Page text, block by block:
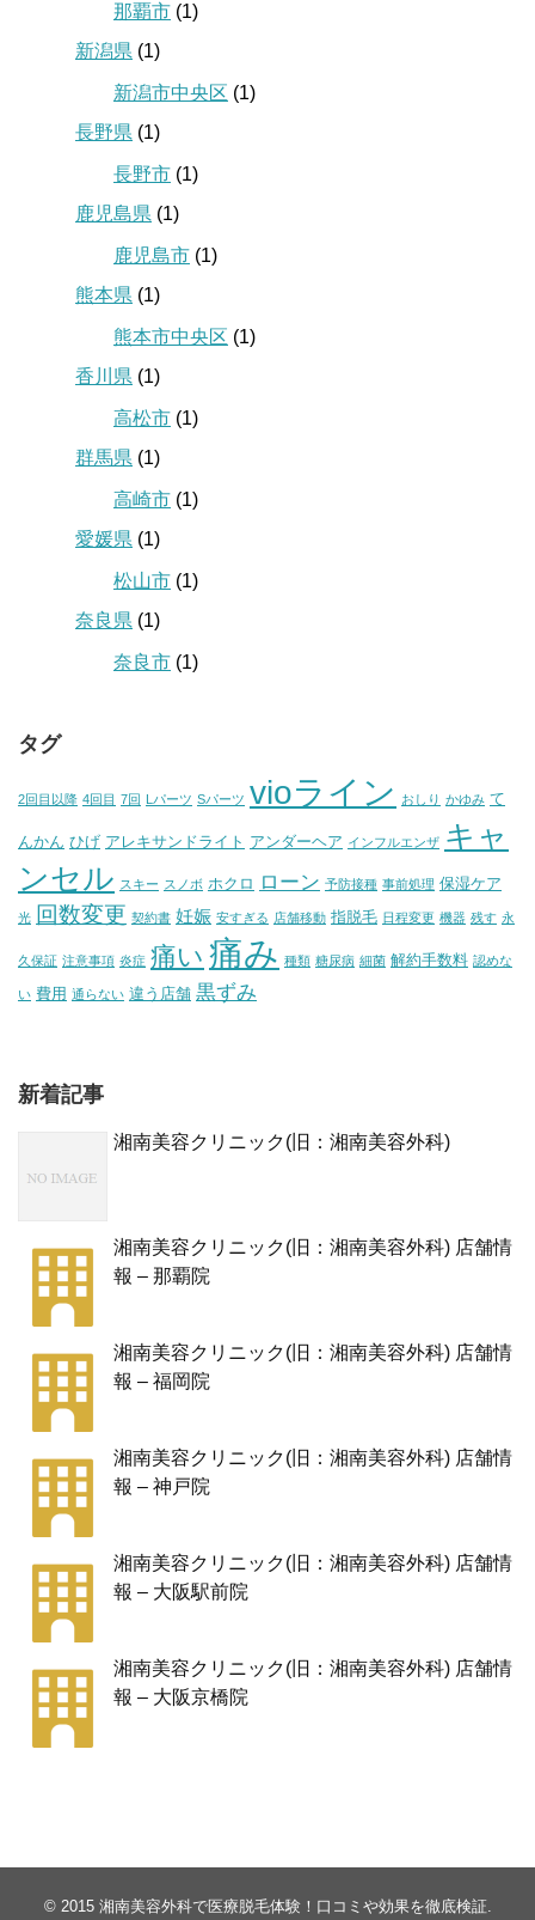
那覇市 (1)
新潟県 (1)
新潟市中央区 (1)
長野県 (1)
長野市 (1)
鹿児島県 (1)
鹿児島市 (1)
熊本県 (1)
熊本市中央区 (1)
香川県 (1)
高松市 (1)
群馬県 (1)
高崎市 (1)
愛媛県 (1)
松山市 (1)
奈良県 (1)
奈良市 (1)
タグ
2回目以降 4回目 7回 Lパーツ Sパーツ vioライン おしり かゆみ て
んかん ひげ アレキサンドライト アンダーヘア インフルエンザ キャ
ンセル スキー スノボ ホクロ ローン 予防接種 事前処理 保湿ケア
光 回数変更 契約書 妊娠 安すぎる 店舗移動 指脱毛 日程変更 機器 残す 永
久保証 注意事項 炎症 痛い 痛み 種類 糖尿病 細菌 解約手数料 認めな
い 費用 通らない 違う店舗 黒ずみ
新着記事
湘南美容クリニック(旧：湘南美容外科)
湘南美容クリニック(旧：湘南美容外科) 店舗情
報 – 那覇院
湘南美容クリニック(旧：湘南美容外科) 店舗情
報 – 福岡院
湘南美容クリニック(旧：湘南美容外科) 店舗情
報 – 神戸院
湘南美容クリニック(旧：湘南美容外科) 店舗情
報 – 大阪駅前院
湘南美容クリニック(旧：湘南美容外科) 店舗情
報 – 大阪京橋院
© 2015 湘南美容外科で医療脱毛体験！口コミや効果を徹底検証.